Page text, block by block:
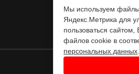
Мы используем файлы
Яндекс.Метрика для
пользоваться
файлов cookie в
персональных данных